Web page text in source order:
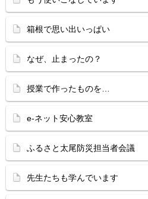
箱根で思い出いっぱい
なぜ、止まったの？
授業で作ったものを…
e-ネット安心教室
ふるさと太尾防災担当者会議
先生たちも学んでいます